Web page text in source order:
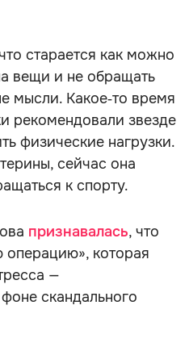
старается как можно
вещи и не обращать
мысли. Какое‑то время
рекомендовали звезде
физические нагрузки.
сейчас она
к спорту.
признавалась, что
операцию», которая
—
скандального